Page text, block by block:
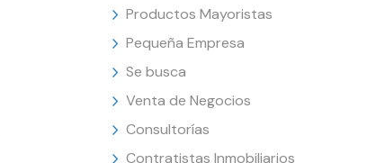
Productos Mayoristas
Pequeña Empresa
Se busca
Venta de Negocios
Consultorías
Contratistas Inmobiliarios